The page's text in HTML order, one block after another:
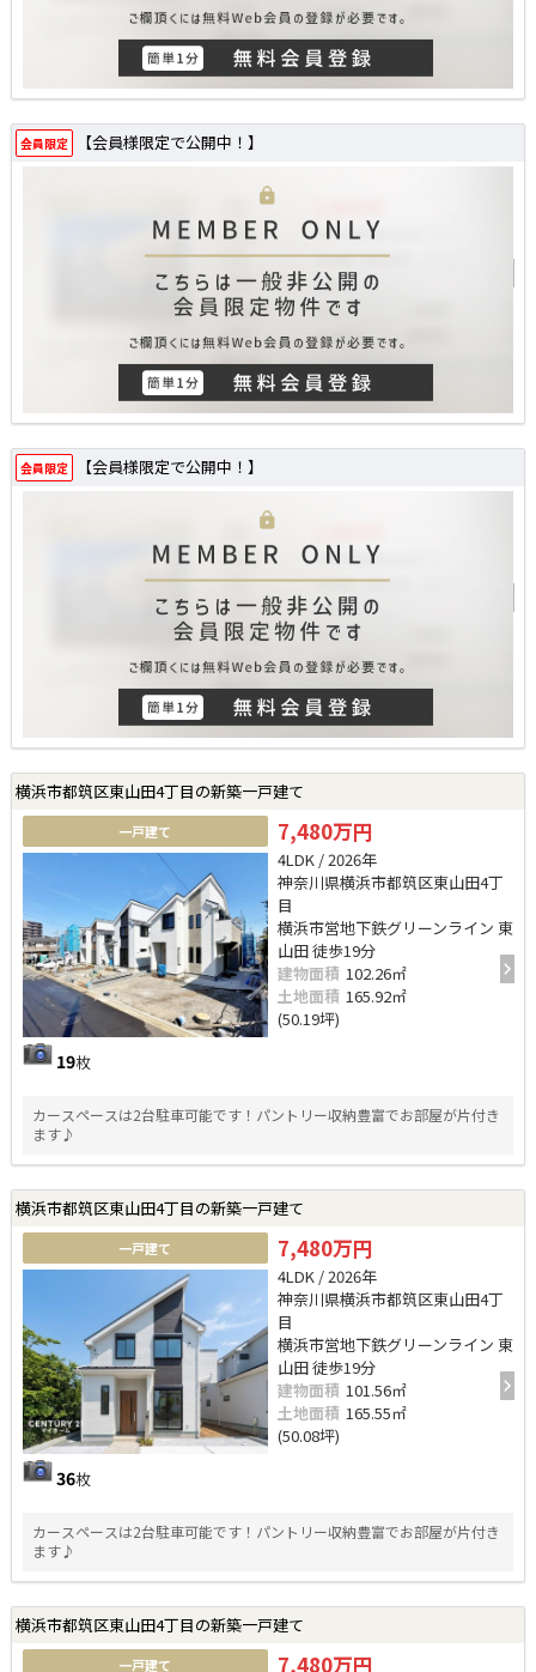
会員限定 【会員様限定で公開中！】
会員限定 【会員様限定で公開中！】
横浜市都筑区東山田4丁目の新築一戸建て
一戸建て
19枚
7,480万円
4LDK / 2026年
神奈川県横浜市都筑区東山田4丁
目
横浜市営地下鉄グリーンライン 東
山田 徒歩19分
建物面積 102.26㎡
土地面積 165.92㎡
(50.19坪)
カースペースは2台駐車可能です！パントリー収納豊富でお部屋が片付き
ます♪
横浜市都筑区東山田4丁目の新築一戸建て
一戸建て
36枚
7,480万円
4LDK / 2026年
神奈川県横浜市都筑区東山田4丁
目
横浜市営地下鉄グリーンライン 東
山田 徒歩19分
建物面積 101.56㎡
土地面積 165.55㎡
(50.08坪)
カースペースは2台駐車可能です！パントリー収納豊富でお部屋が片付き
ます♪
横浜市都筑区東山田4丁目の新築一戸建て
一戸建て 7,480万円